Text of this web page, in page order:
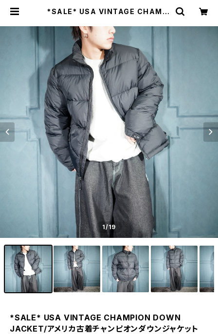
*SALE* USA VINTAGE CHAMPI
チャンピオンダウンジャケット | Titti
Vintage
1/19
*SALE* USA VINTAGE CHAMPION DOWN
JACKET/アメリカ古着チャンピオンダウンジャケット